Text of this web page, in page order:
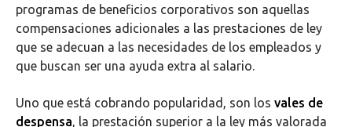
programas de beneficios corporativos son aquellas
compensaciones adicionales a las prestaciones de ley
que se adecuan a las necesidades de los empleados y
que buscan ser una ayuda extra al salario.
Uno que está cobrando popularidad, son los vales de
despensa, la prestación superior a la ley más valorada